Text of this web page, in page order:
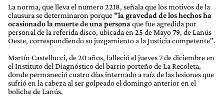
La norma, que lleva el numero 2218, señala que los motivos de la
clausura se determinaron porque "la gravedad de los hechos ha
ocasionado la muerte de una persona que fue agredida por
personal de la referida disco, ubicada en 25 de Mayo 79, de Lanús
Oeste, correspondiendo su juzgamiento a la Justicia competente".
Martín Castellucci, de 20 años, falleció el jueves 7 de diciembre en
el Instituto del Diagnóstico del barrio porteño de La Recoleta,
donde permaneció cuatro días internado a raíz de las lesiones que
sufrió en la cabeza al ser golpeado el domingo anterior en el
boliche de Lanús.